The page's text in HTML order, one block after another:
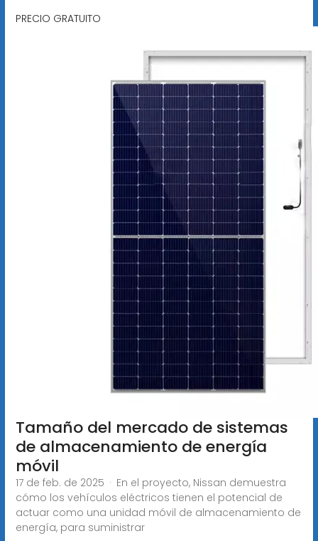
PRECIO GRATUITO
Tamaño del mercado de sistemas
de almacenamiento de energía
móvil
17 de feb. de 2025 · En el proyecto, Nissan demuestra
cómo los vehículos eléctricos tienen el potencial de
actuar como una unidad móvil de almacenamiento de
energía, para suministrar